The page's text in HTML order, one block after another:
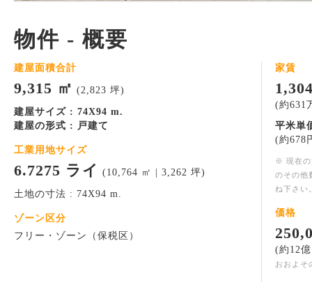
物件 - 概要
建屋面積合計
9,315 ㎡ (2,823 坪)
建屋サイズ : 74X94 m.
建屋の形式 : 戸建て
工業用地サイズ
6.7275 ライ (10,764 ㎡ | 3,262 坪)
土地の寸法 : 74X94 m.
ゾーン区分
フリー・ゾーン（保税区）
家賃
(約631
平米単
(約678
※ 現在の
のその他
ね下さい
価格
(約12
おおよそ